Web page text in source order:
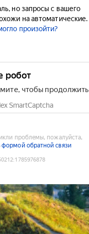
но запросы с вашего
на автоматические.
произойти?
робот
чтобы продолжить
SmartCaptcha
проблемы, пожалуйста,
формой обратной связи
:1785976878